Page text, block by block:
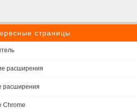
страницы
расширения
расширения
Chrome